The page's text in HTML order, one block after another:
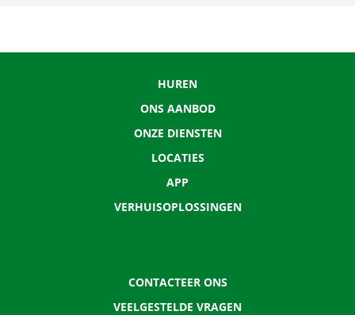
HUREN
ONS AANBOD
ONZE DIENSTEN
LOCATIES
APP
VERHUISOPLOSSINGEN
CONTACTEER ONS
VEELGESTELDE VRAGEN